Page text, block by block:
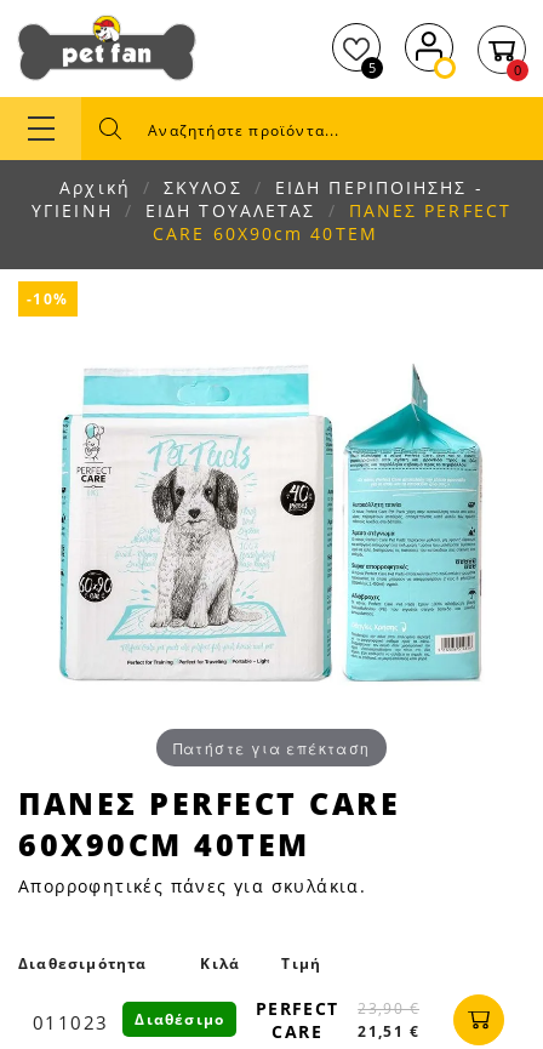
5 0
Αρχική ΣΚΥΛΟΣ
ΕΙΔΗ ΠΕΡΙΠΟΙΗΣΗΣ -
ΥΓΙΕΙΝΗ
ΕΙΔΗ ΤΟΥΑΛΕΤΑΣ
ΠΑΝΕΣ PERFECT
CARE 60X90cm 40ΤΕΜ
-10%
Πατήστε για επέκταση
ΠΑΝΕΣ
PERFECT
CARE
60X90cm
Petfan
ΠΑΝΕΣ PERFECT CARE
60X90CM 40ΤΕΜ
Απορροφητικές πάνες για σκυλάκια.
Διαθεσιμότητα Κιλά Τιμή
011023
PERFECT
CARE
23,90 €
21,51 €
Διαθέσιμο